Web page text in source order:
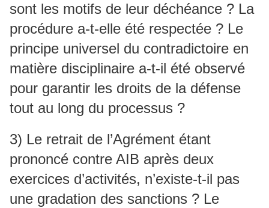
sont les motifs de leur déchéance ? La
procédure a-t-elle été respectée ? Le
principe universel du contradictoire en
matière disciplinaire a-t-il été observé
pour garantir les droits de la défense
tout au long du processus ?
3) Le retrait de l’Agrément étant
prononcé contre AIB après deux
exercices d’activités, n’existe-t-il pas
une gradation des sanctions ? Le